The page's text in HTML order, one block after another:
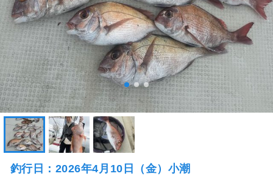
釣行日：2026年4月10日（金）小潮